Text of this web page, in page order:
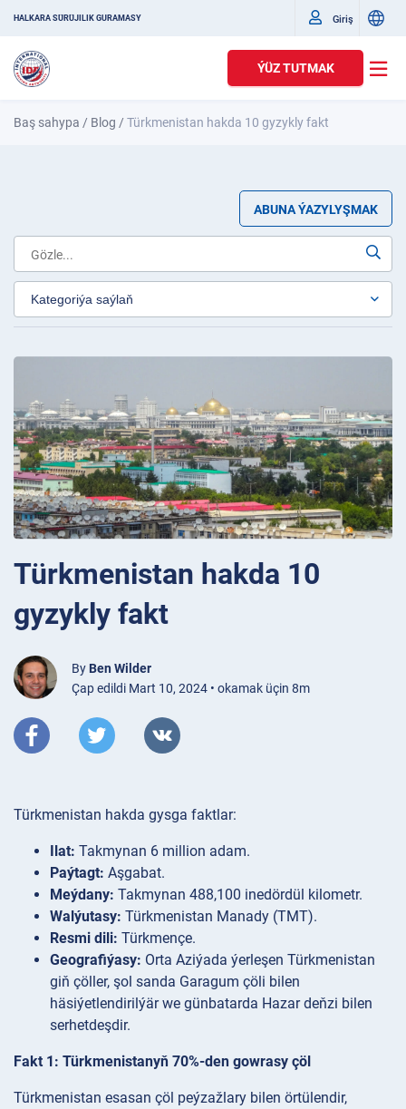
HALKARA SÜRÜJILIK GURAMASY Giriş
ÝÜZ TUTMAK
Baş sahypa / Blog /Türkmenistan hakda 10 gyzykly fakt
ABUNA ÝAZYLYŞMAK
Türkmenistan hakda 10
gyzykly fakt
By Ben Wilder
Çap edildi Mart 10, 2024 • okamak üçin 8m
Türkmenistan hakda gysga faktlar:
Ilat: Takmynan 6 million adam.
Paýtagt: Aşgabat.
Meýdany: Takmynan 488,100 inedördül kilometr.
Walýutasy: Türkmenistan Manady (TMT).
Resmi dili: Türkmençe.
Geografiýasy: Orta Aziýada ýerleşen Türkmenistan
giň çöller, şol sanda Garagum çöli bilen
häsiýetlendirilýär we günbatarda Hazar deňzi bilen
serhetdeşdir.
Fakt 1: Türkmenistanyň 70%-den gowrasy çöl
Türkmenistan esasan çöl peýzažlary bilen örtülendir,